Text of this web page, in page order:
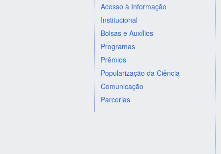
Acesso à Informação
Institucional
Bolsas e Auxílios
Programas
Prêmios
Popularização da Ciência
Comunicação
Parcerias